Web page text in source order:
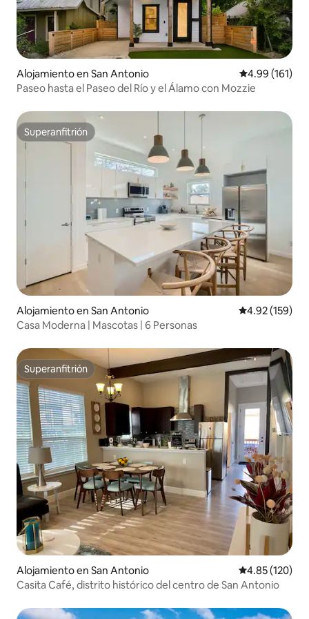
Alojamiento en San Antonio Calificación
4.99 (161)
Paseo hasta el Paseo del Río y el Álamo con Mozzie
Superanfitrión
Superanfitrión
Alojamiento en San Antonio Calificación
4.92 (159)
Casa Moderna | Mascotas | 6 Personas
Superanfitrión
Superanfitrión
Alojamiento en San Antonio Calificación
4.85 (120)
Casita Café, distrito histórico del centro de San Antonio